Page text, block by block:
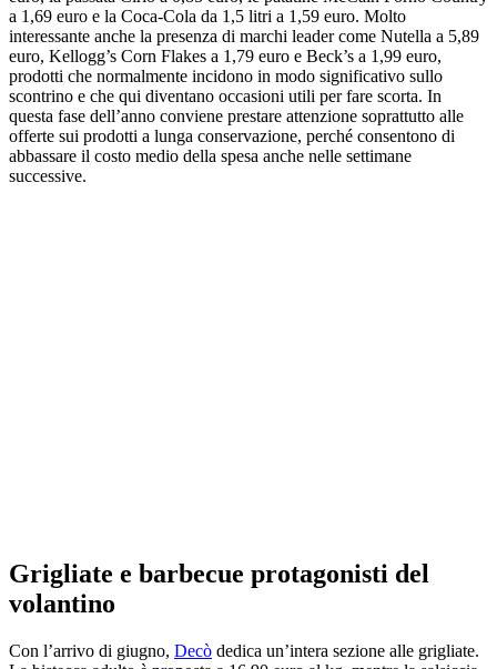
a 1,69 euro e la Coca-Cola da 1,5 litri a 1,59 euro. Molto
interessante anche la presenza di marchi leader come Nutella a 5,89
euro, Kellogg’s Corn Flakes a 1,79 euro e Beck’s a 1,99 euro,
prodotti che normalmente incidono in modo significativo sullo
scontrino e che qui diventano occasioni utili per fare scorta. In
questa fase dell’anno conviene prestare attenzione soprattutto alle
offerte sui prodotti a lunga conservazione, perché consentono di
abbassare il costo medio della spesa anche nelle settimane
successive.
Grigliate e barbecue protagonisti del
volantino
Con l’arrivo di giugno, Decò dedica un’intera sezione alle grigliate.